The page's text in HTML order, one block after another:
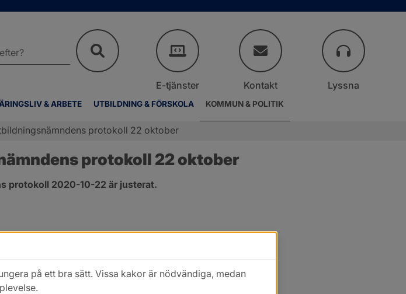
& ARBETE UTBILDNING & FÖRSKOLA KOMMUN & POLITIK
E-tjänster Kontakt Lyssna
protokoll 22 oktober
protokoll 22 oktober
protokoll 2020-10-22 är justerat.
257.7 kB, öppnas i nytt fönster.
på ett bra sätt. Vissa kakor är nödvändiga, medan